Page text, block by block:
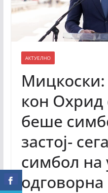
АКТУЕЛНО
Мицкоски:
кон Охрид
беше
застој-
симбол на
одговорна